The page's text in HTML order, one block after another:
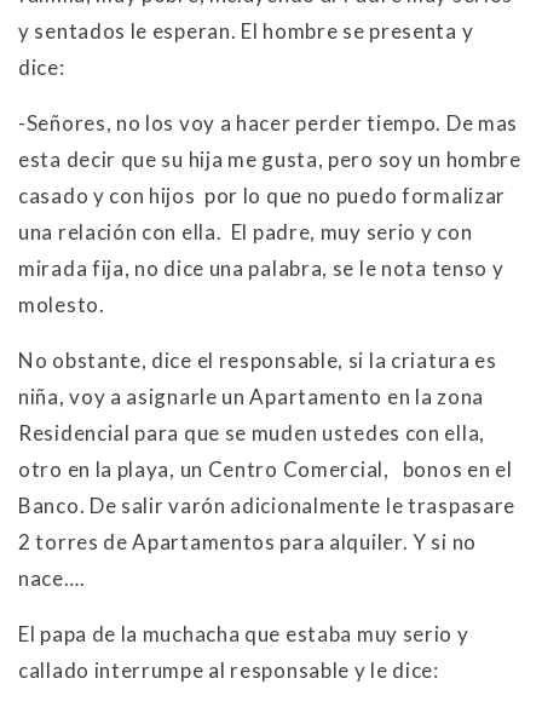
y sentados le esperan. El hombre se presenta y
dice:
-Señores, no los voy a hacer perder tiempo. De mas
esta decir que su hija me gusta, pero soy un hombre
casado y con hijos por lo que no puedo formalizar
una relación con ella. El padre, muy serio y con
mirada fija, no dice una palabra, se le nota tenso y
molesto.
No obstante, dice el responsable, si la criatura es
niña, voy a asignarle un Apartamento en la zona
Residencial para que se muden ustedes con ella,
otro en la playa, un Centro Comercial, bonos en el
Banco. De salir varón adicionalmente le traspasare
2 torres de Apartamentos para alquiler. Y si no
nace….
El papa de la muchacha que estaba muy serio y
callado interrumpe al responsable y le dice: